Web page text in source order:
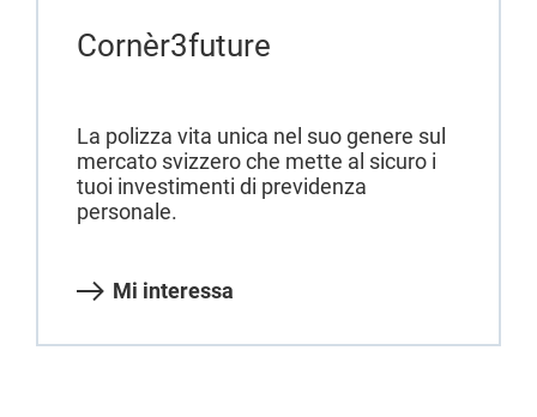
Cornèr3future
La polizza vita unica nel suo genere sul
mercato svizzero che mette al sicuro i
tuoi investimenti di previdenza
personale.
Mi interessa